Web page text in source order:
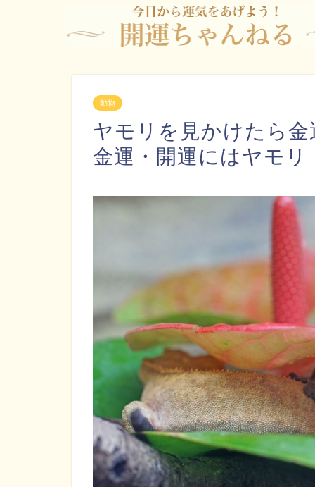
動物
ヤモリを見かけたら
金運・開運にはヤモリ